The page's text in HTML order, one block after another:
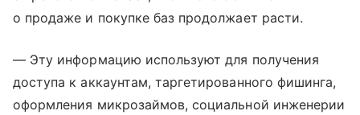
о продаже и покупке баз продолжает расти.
— Эту информацию используют для получения
доступа к аккаунтам, таргетированного фишинга,
оформления микрозаймов, социальной инженерии